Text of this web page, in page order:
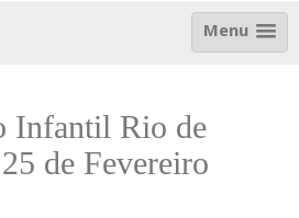
Menu
Infantil Rio de
de Fevereiro